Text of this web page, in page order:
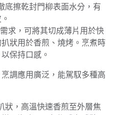
底擦乾封門柳表面水分，有
求，可將其切成薄片用於快
狀用於香煎、燒烤。烹煮時
保持口感。
調應用廣泛，能駕馭多種高
狀，高溫快速香煎至外層焦